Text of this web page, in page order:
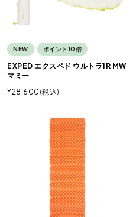
NEW ポイント10倍
EXPED エクスペド ウルトラ1R MW
マミー
¥28,600 税込